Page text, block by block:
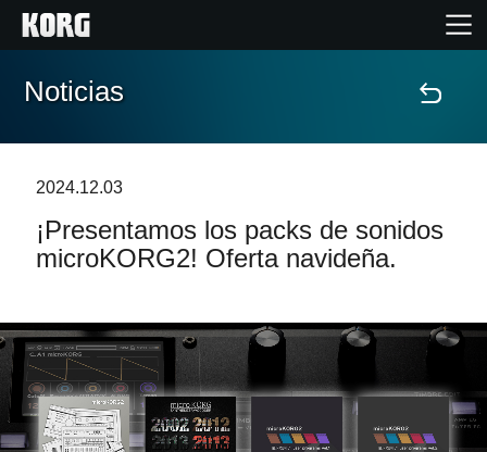
Inicio
Características
Soporte
Localizador de Tiendas
Noticias
2024.12.03
¡Presentamos los packs de sonidos
microKORG2! Oferta navideña.